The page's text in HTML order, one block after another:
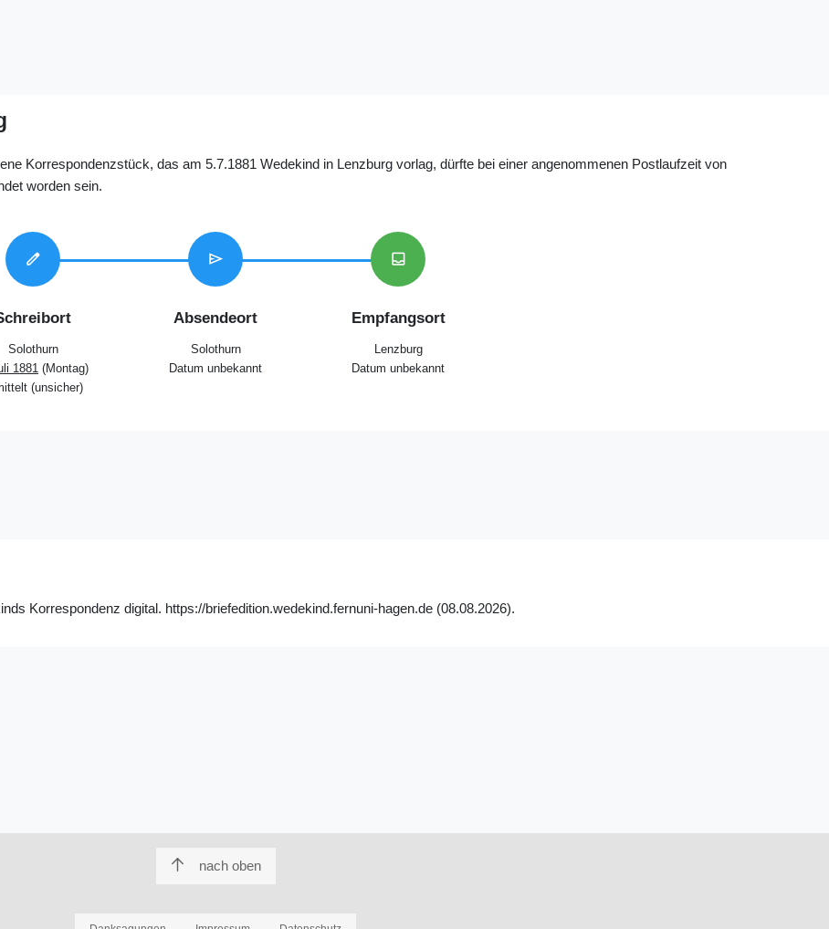
Korrespondenzstück, das am 5.7.1881 Wedekind in Lenzburg vorlag, dürfte bei einer angenommenen Postlaufzeit von
worden sein.
edit
Solothurn
1881 (Montag)
(unsicher)
send
Absendeort
Solothurn
Datum unbekannt
inbox
Empfangsort
Lenzburg
Datum unbekannt
Korrespondenz digital. https://briefedition.wedekind.fernuni-hagen.de (08.08.2026).
nach oben